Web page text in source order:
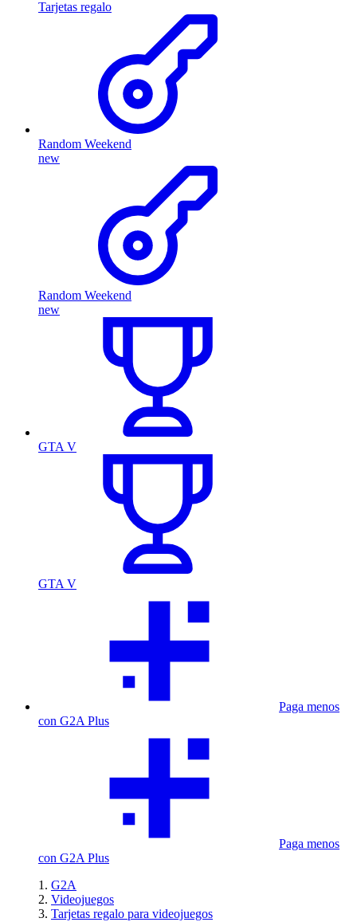
Tarjetas regalo
Random Weekend
new
Random Weekend
new
GTA V
GTA V
Paga menos
con G2A Plus
Paga menos
con G2A Plus
G2A
Videojuegos
Tarjetas regalo para videojuegos